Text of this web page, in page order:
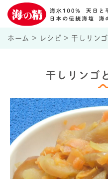
ホーム > レシピ >干しリン
干しリンゴ